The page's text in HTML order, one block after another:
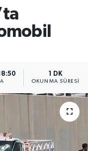
1 DK
OKUNMA SÜRESI